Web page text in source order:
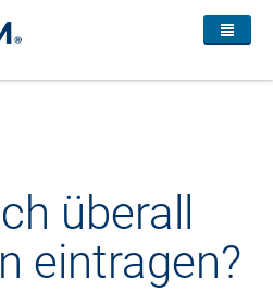
überall
eintragen?